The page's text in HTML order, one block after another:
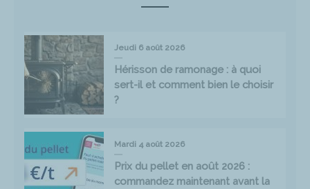
Jeudi 6 août 2026
Hérisson de ramonage : à quoi
sert-il et comment bien le choisir
?
Mardi 4 août 2026
Prix du pellet en août 2026 :
commandez maintenant avant la